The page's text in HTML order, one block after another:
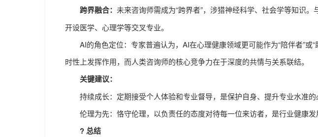
跨界融合： 未来咨询师需成为“跨界者”，涉猎神经科学、社会学等知识
开设医学、心理学等交叉专业。
AI的角色定位：专家普遍认为，AI在心理健康领域更可能作为“陪伴者”或“
时性上发挥作用，而人类咨询师的核心竞争力在于深度的共情与关系联结。
关键建议：
持续成长：定期接受个人体验和专业督导，是保护自身、提升专业水准的
伦理为先：恪守伦理，以负责任的态度对待每一位来访者，是行业健康发
? 总结